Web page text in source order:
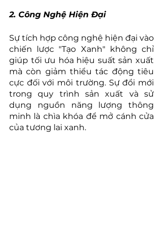
2. Công Nghệ Hiện Đại
Sự tích hợp công nghệ hiện đại vào
chiến lược "Tạo Xanh" không chỉ
giúp tối ưu hóa hiệu suất sản xuất
mà còn giảm thiểu tác động tiêu
cực đối với môi trường. Sự đổi mới
trong quy trình sản xuất và sử
dụng nguồn năng lượng thông
minh là chìa khóa để mở cánh cửa
của tương lai xanh.